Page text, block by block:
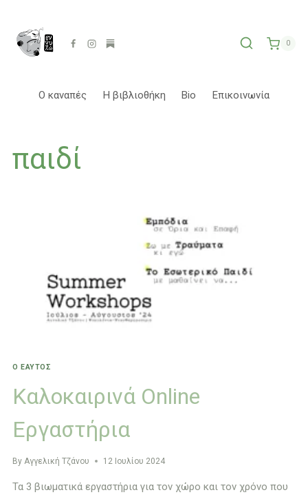
content
0
Ο καναπές Η βιβλιοθήκη Bio Επικοινωνία
παιδί
Ο ΕΑΥΤΌΣ
Καλοκαιρινά Online
Εργαστήρια
By Αγγελική Τζάνου 12 Ιουλίου 2024
Τα 3 βιωματικά εργαστήρια για τον χώρο και τον χρόνο που